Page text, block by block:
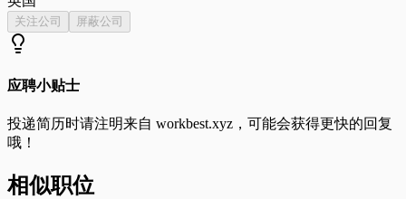
关注公司 屏蔽公司
应聘小贴士
投递简历时请注明来自 workbest.xyz ，可能会获得更快的回复
哦！
相似职位